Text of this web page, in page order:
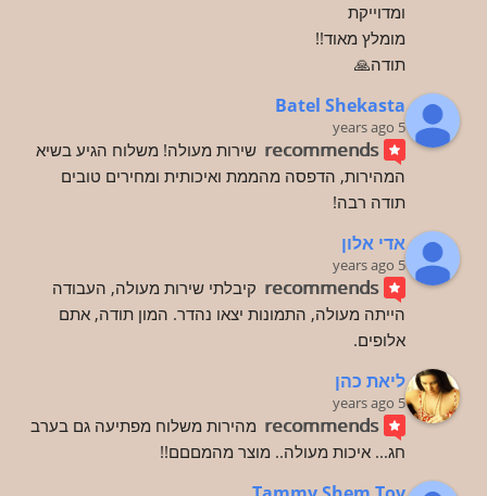
ומדוייקת
מומלץ מאוד!!
תודה🙏
Batel Shekasta
5 years ago
recommends
המהירות, הדפסה מהממת ואיכותית ומחירים טובים
תודה רבה!
אדי אלון
5 years ago
recommends
אלופים.
ליאת כהן
5 years ago
recommends
חג... איכות מעולה.. מוצר מהמםםם!!